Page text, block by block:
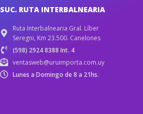
SUC. RUTA INTERBALNEARIA
Ruta Interbalnearia Gral. Líber
Seregni, Km 23.500. Canelones
(598) 2924 8388 Int. 4
ventasweb@uruimporta.com.uy
Lunes a Domingo de 8 a 21hs.